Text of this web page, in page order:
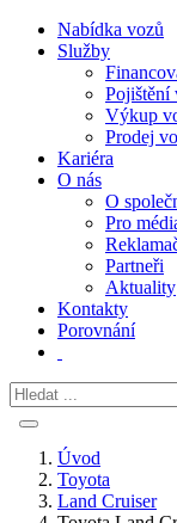
Nabídka vozů
Služby
Pojištění
Výkup
Prodej
Kariéra
O nás
O
Pro
Partneři
Aktuality
Kontakty
Porovnání
Úvod
Toyota
Land Cruiser